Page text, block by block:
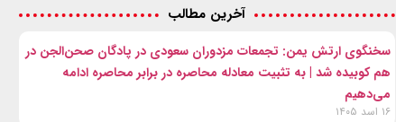
آخرین مطالب
سخنگوی ارتش یمن: تجمعات مزدوران سعودی در پادگان صحن‌الجن در
هم کوبیده شد | به تثبیت معادله محاصره در برابر محاصره ادامه
می‌دهیم
۱۶ اسد ۱۴۰۵